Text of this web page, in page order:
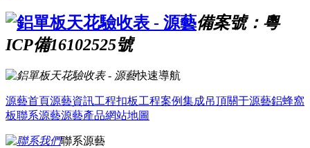
備案號：粵
ICP備16102525號
快速導航
源藝首頁源藝資訊工程扣板工程案例集成吊頂關于源藝鋁蜂窩
板聯系源藝源藝產品網站地圖
聯系源藝